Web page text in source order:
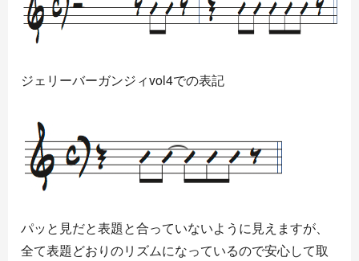
ジェリーバーガンジィvol4での表記
パッと見だと表題と合っていないように見えますが、
全て表題どおりのリズムになっているので安心して取